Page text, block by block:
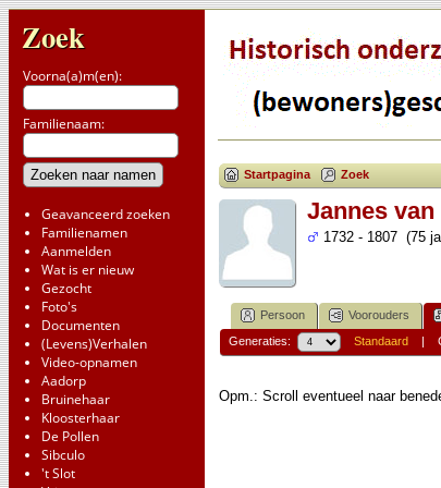
Zoek
Voorna(a)m(en):
Familienaam:
Geavanceerd zoeken
Familienamen
Aanmelden
Wat is er nieuw
Gezocht
Foto's
Documenten
(Levens)Verhalen
Video-opnamen
Aadorp
Bruinehaar
Kloosterhaar
De Pollen
Sibculo
't Slot
Startpagina Zoek
Jannes
1732 - 1807 (75
Persoon Voorouders
Generaties: Standaard|
Opm.: Scroll eventueel naar